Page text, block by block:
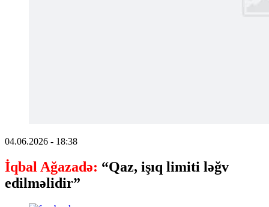
04.06.2026 - 18:38
İqbal Ağazadə: “Qaz, işıq limiti ləğv
edilməlidir”